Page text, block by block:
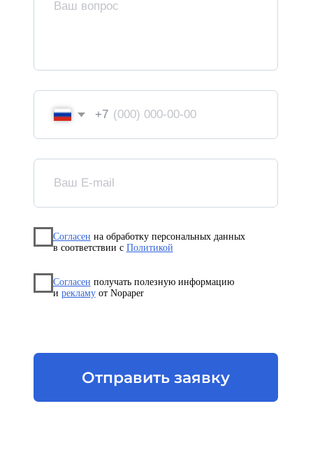
Компания-резидент:
2026 ООО «Акоммерс»
Пользовательское соглашение
Политика организации в отношении обработки
Согласие на обработку персональных данных
Правовая информация